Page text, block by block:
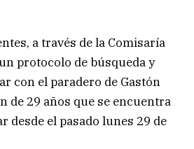
a través de la Comisaría
protocolo de búsqueda y
con el paradero de Gastón
de 29 años que se encuentra
desde el pasado lunes 29 de